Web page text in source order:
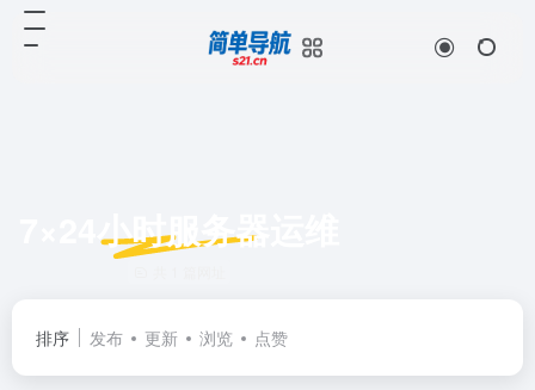
7×24小时服务器运维
排序 发布 更新 浏览 点赞